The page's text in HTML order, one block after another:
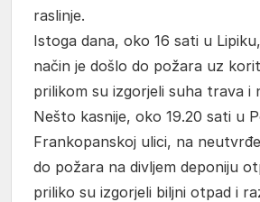
raslinje.
Istoga dana, oko 16 sati u
način je došlo do požara uz
prilikom su izgorjeli suha trava i
Nešto kasnije, oko 19.20 sati u
Frankopanskoj ulici, na
do požara na divljem deponiju
priliko su izgorjeli biljni otpad i